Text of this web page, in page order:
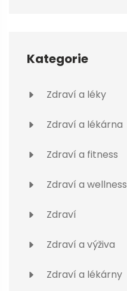
Kategorie
Zdraví a léky
Zdraví a lékárna
Zdraví a fitness
Zdraví a wellness
Zdraví
Zdraví a výživa
Zdraví a lékárny